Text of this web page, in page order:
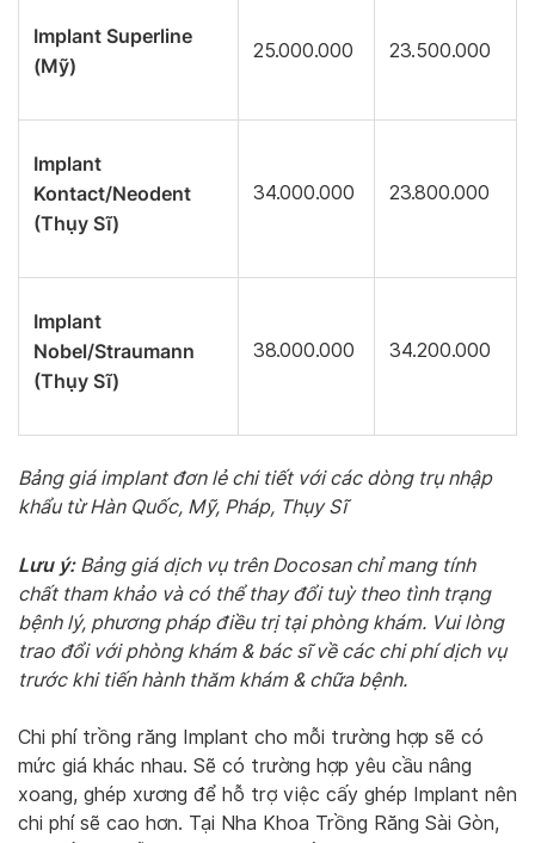
Implant Superline
(Mỹ)
25.000.000 23.500.000
Implant
Kontact/Neodent
(Thụy Sĩ)
34.000.000 23.800.000
Implant
Nobel/Straumann
(Thụy Sĩ)
38.000.000 34.200.000
Bảng giá implant đơn lẻ chi tiết với các dòng trụ nhập
khẩu từ Hàn Quốc, Mỹ, Pháp, Thụy Sĩ
Lưu ý:Bảng giá dịch vụ trên Docosan chỉ mang tính
chất tham khảo và có thể thay đổi tuỳ theo tình trạng
bệnh lý, phương pháp điều trị tại phòng khám. Vui lòng
trao đổi với phòng khám & bác sĩ về các chi phí dịch vụ
trước khi tiến hành thăm khám & chữa bệnh.
Chi phí trồng răng Implant cho mỗi trường hợp sẽ có
mức giá khác nhau. Sẽ có trường hợp yêu cầu nâng
xoang, ghép xương để hỗ trợ việc cấy ghép Implant nên
chi phí sẽ cao hơn. Tại Nha Khoa Trồng Răng Sài Gòn,